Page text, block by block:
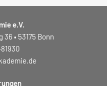
e.V.
• 53175 Bonn